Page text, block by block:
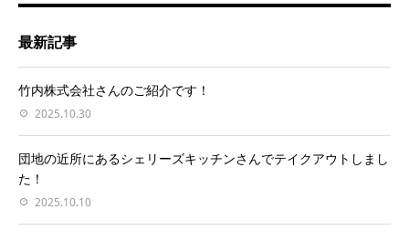
最新記事
竹内株式会社さんのご紹介です！
2025.10.30
団地の近所にあるシェリーズキッチンさんでテイクアウトしまし
た！
2025.10.10